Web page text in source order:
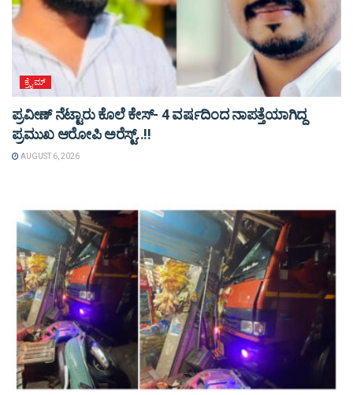
ಕ್ರೈಮ್
ಪ್ರವೀಣ್ ನೆಟ್ಟಾರು ಕೊಲೆ ಕೇಸ್‌- 4 ವರ್ಷದಿಂದ ನಾಪತ್ತೆಯಾಗಿದ್ದ
ಪ್ರಮುಖ ಆರೋಪಿ ಅರೆಸ್ಟ್‌..!!
AUGUST 6, 2026